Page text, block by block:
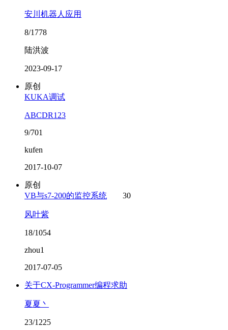
安川机器人应用
8/1778
陆洪波
2023-09-17
原创
KUKA调试
ABCDR123
9/701
kufen
2017-10-07
原创
VB与s7-200的监控系统
30
风叶紫
18/1054
zhou1
2017-07-05
关于CX-Programmer编程求助
夏夏丶
23/1225